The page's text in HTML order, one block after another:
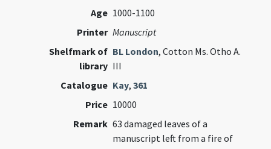
Age 1000-1100
Printer Manuscript
Shelfmark of
library
BL London, Cotton Ms. Otho A.
III
Catalogue Kay,361
Price 10000
Remark 63 damaged leaves of a
manuscript left from a fire of